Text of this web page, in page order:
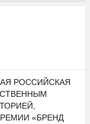
РОССИЙСКАЯ
«БРЕНД